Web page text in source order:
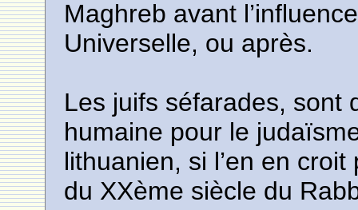
Maghreb avant
Universelle, ou après.
Les juifs séfarades, sont
humaine pour le
lithuanien, si l’en en
du XXème siècle du